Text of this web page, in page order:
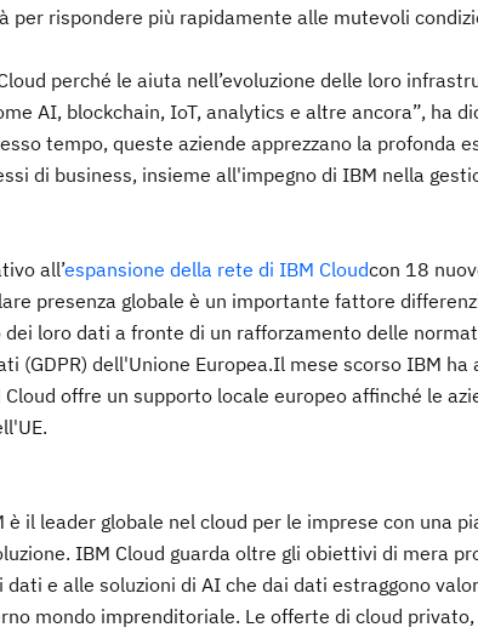
rispondere più rapidamente alle mutevoli
perché le aiuta nell’evoluzione delle loro
AI, blockchain, IoT, analytics e altre ancora”, ha
tempo, queste aziende apprezzano la profonda
di business, insieme all'impegno di IBM nella
all’espansione della rete di IBM Cloudcon 18
presenza globale è un importante fattore
loro dati a fronte di un rafforzamento delle
(GDPR) dell'Unione Europea.Il mese scorso IBM ha
offre un supporto locale europeo affinché le
il leader globale nel cloud per le imprese con una
IBM Cloud guarda oltre gli obiettivi di mera
e alle soluzioni di AI che dai dati estraggono
mondo imprenditoriale. Le offerte di cloud